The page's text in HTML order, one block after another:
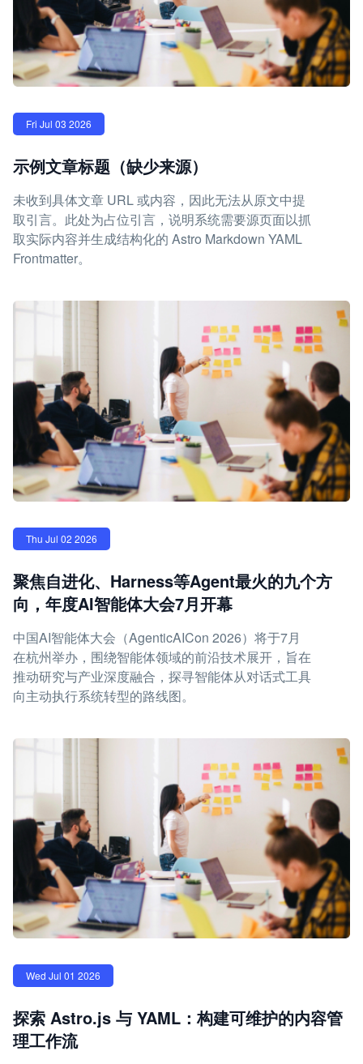
Fri Jul 03 2026
示例文章标题（缺少来源）
未收到具体文章 URL 或内容，因此无法从原文中提
取引言。此处为占位引言，说明系统需要源页面以抓
取实际内容并生成结构化的 Astro Markdown YAML
Frontmatter。
Thu Jul 02 2026
聚焦自进化、Harness等Agent最火的九个方
向，年度AI智能体大会7月开幕
中国AI智能体大会（AgenticAICon 2026）将于7月
在杭州举办，围绕智能体领域的前沿技术展开，旨在
推动研究与产业深度融合，探寻智能体从对话式工具
向主动执行系统转型的路线图。
Wed Jul 01 2026
探索 Astro.js 与 YAML：构建可维护的内容管
理工作流